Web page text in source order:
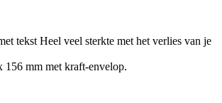
tekst Heel veel sterkte met het verlies van je
156 mm met kraft-envelop.